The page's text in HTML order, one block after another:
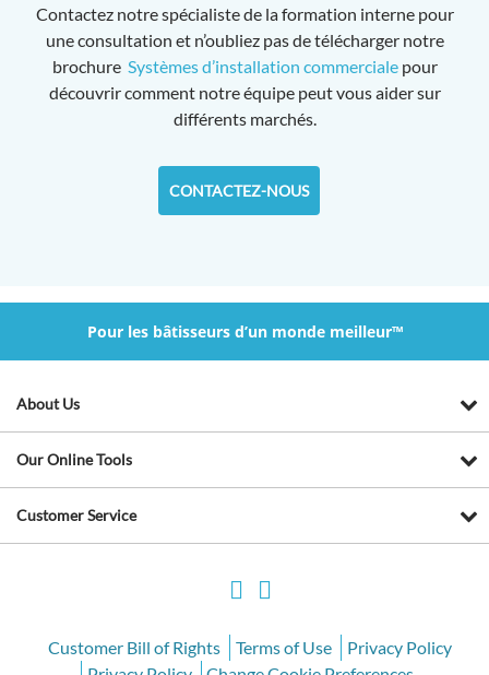
Contactez notre spécialiste de la formation interne pour
une consultation et n’oubliez pas de télécharger notre
brochure Systèmes d’installation commercialepour
découvrir comment notre équipe peut vous aider sur
différents marchés.
CONTACTEZ-NOUS
Pour les bâtisseurs d’un monde meilleur™
About Us
Our Online Tools
Customer Service
Customer Bill of Rights Terms of Use
Privacy Policy